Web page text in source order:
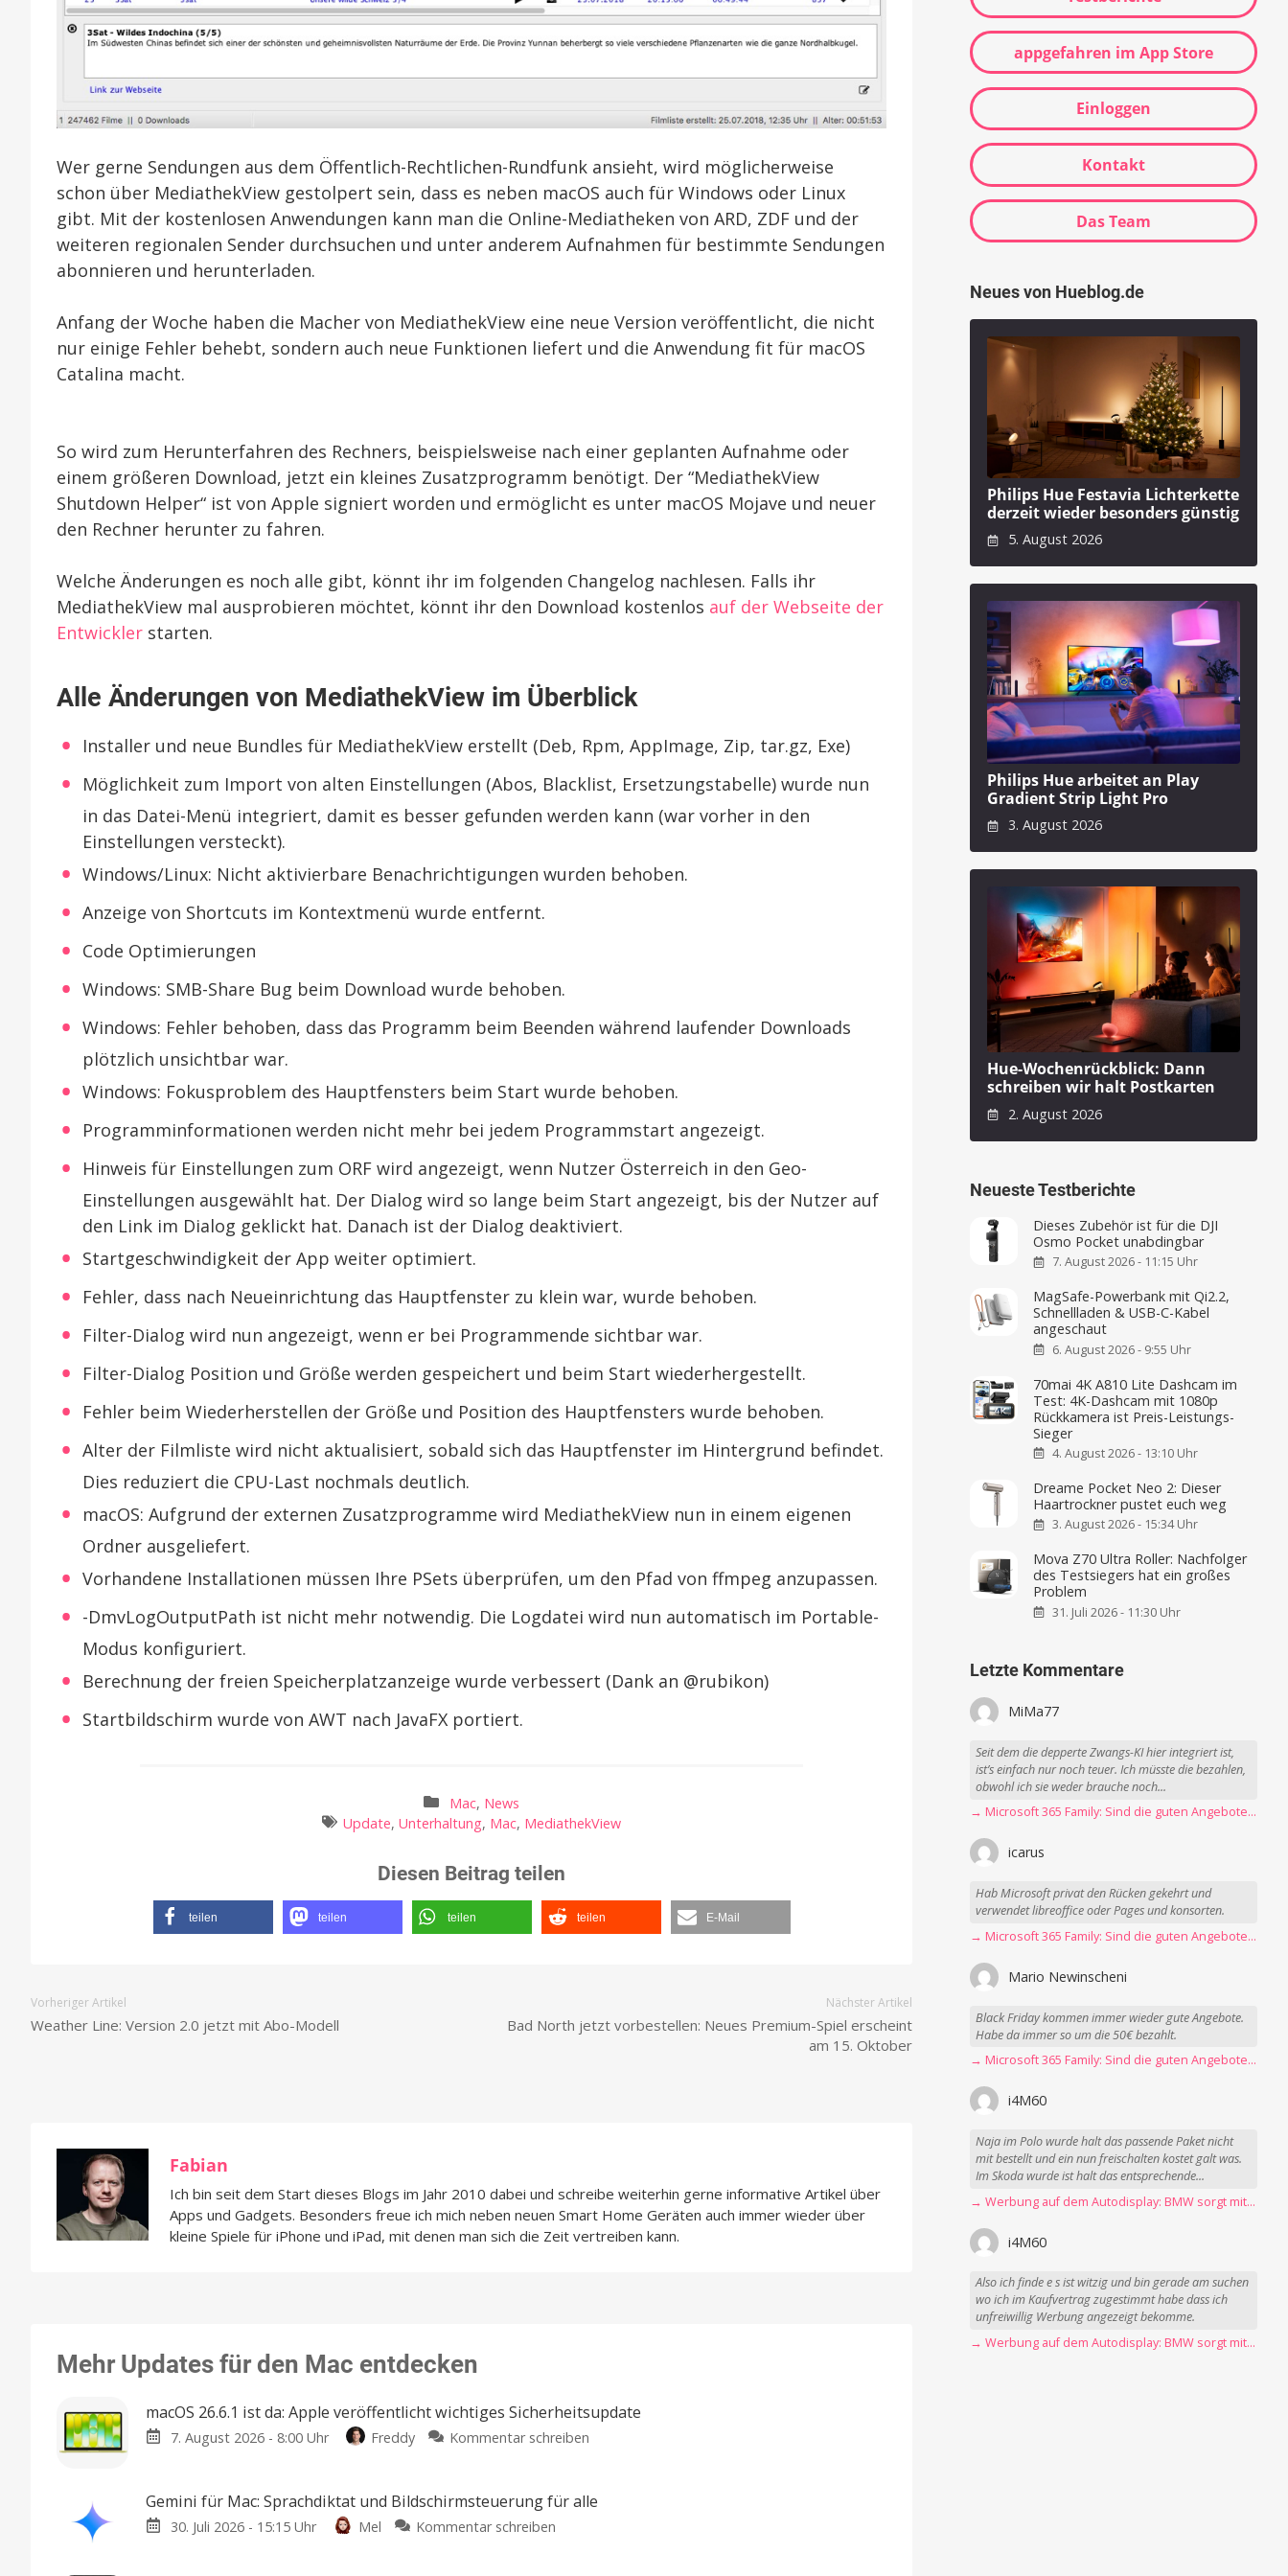
Wer gerne Sendungen aus dem Öffentlich-Rechtlichen-Rundfunk ansieht, wird möglicherweise
schon über MediathekView gestolpert sein, dass es neben macOS auch für Windows oder Linux
gibt. Mit der kostenlosen Anwendungen kann man die Online-Mediatheken von ARD, ZDF und der
weiteren regionalen Sender durchsuchen und unter anderem Aufnahmen für bestimmte Sendungen
abonnieren und herunterladen.
Anfang der Woche haben die Macher von MediathekView eine neue Version veröffentlicht, die nicht
nur einige Fehler behebt, sondern auch neue Funktionen liefert und die Anwendung fit für macOS
Catalina macht.
So wird zum Herunterfahren des Rechners, beispielsweise nach einer geplanten Aufnahme oder
einem größeren Download, jetzt ein kleines Zusatzprogramm benötigt. Der “MediathekView
Shutdown Helper“ ist von Apple signiert worden und ermöglicht es unter macOS Mojave und neuer
den Rechner herunter zu fahren.
Welche Änderungen es noch alle gibt, könnt ihr im folgenden Changelog nachlesen. Falls ihr
MediathekView mal ausprobieren möchtet, könnt ihr den Download kostenlos auf der Webseite der
Entwickler starten.
Alle Änderungen von MediathekView im Überblick
Installer und neue Bundles für MediathekView erstellt (Deb, Rpm, AppImage, Zip, tar.gz, Exe)
Möglichkeit zum Import von alten Einstellungen (Abos, Blacklist, Ersetzungstabelle) wurde nun
in das Datei-Menü integriert, damit es besser gefunden werden kann (war vorher in den
Einstellungen versteckt).
Windows/Linux: Nicht aktivierbare Benachrichtigungen wurden behoben.
Anzeige von Shortcuts im Kontextmenü wurde entfernt.
Code Optimierungen
Windows: SMB-Share Bug beim Download wurde behoben.
Windows: Fehler behoben, dass das Programm beim Beenden während laufender Downloads
plötzlich unsichtbar war.
Windows: Fokusproblem des Hauptfensters beim Start wurde behoben.
Programminformationen werden nicht mehr bei jedem Programmstart angezeigt.
Hinweis für Einstellungen zum ORF wird angezeigt, wenn Nutzer Österreich in den Geo-
Einstellungen ausgewählt hat. Der Dialog wird so lange beim Start angezeigt, bis der Nutzer auf
den Link im Dialog geklickt hat. Danach ist der Dialog deaktiviert.
Startgeschwindigkeit der App weiter optimiert.
Fehler, dass nach Neueinrichtung das Hauptfenster zu klein war, wurde behoben.
Filter-Dialog wird nun angezeigt, wenn er bei Programmende sichtbar war.
Filter-Dialog Position und Größe werden gespeichert und beim Start wiederhergestellt.
Fehler beim Wiederherstellen der Größe und Position des Hauptfensters wurde behoben.
Alter der Filmliste wird nicht aktualisiert, sobald sich das Hauptfenster im Hintergrund befindet.
Dies reduziert die CPU-Last nochmals deutlich.
macOS: Aufgrund der externen Zusatzprogramme wird MediathekView nun in einem eigenen
Ordner ausgeliefert.
Vorhandene Installationen müssen Ihre PSets überprüfen, um den Pfad von ffmpeg anzupassen.
-DmvLogOutputPath ist nicht mehr notwendig. Die Logdatei wird nun automatisch im Portable-
Modus konfiguriert.
Berechnung der freien Speicherplatzanzeige wurde verbessert (Dank an @rubikon)
Startbildschirm wurde von AWT nach JavaFX portiert.
Mac, News
Update, Unterhaltung, Mac, MediathekView
Diesen Beitrag teilen
teilen teilen teilen teilen E-Mail
Vorheriger Artikel
Weather Line: Version 2.0 jetzt mit Abo-Modell
Nächster Artikel
Bad North jetzt vorbestellen: Neues Premium-Spiel erscheint
am 15. Oktober
Fabian
Ich bin seit dem Start dieses Blogs im Jahr 2010 dabei und schreibe weiterhin gerne informative Artikel über
Apps und Gadgets. Besonders freue ich mich neben neuen Smart Home Geräten auch immer wieder über
kleine Spiele für iPhone und iPad, mit denen man sich die Zeit vertreiben kann.
Mehr Updates für den Mac entdecken
macOS 26.6.1 ist da: Apple veröffentlicht wichtiges Sicherheitsupdate
7. August 2026 - 8:00 Uhr Freddy Kommentar schreiben
ist
Gemini für Mac: Sprachdiktat und Bildschirmsteuerung für alle
30. Juli 2026 - 15:15 Uhr Mel Kommentar schreiben
appgefahren im App Store
Einloggen
Kontakt
Das Team
Neues von Hueblog.de
Philips Hue Festavia Lichterkette
derzeit wieder besonders günstig
5. August 2026
Philips Hue arbeitet an Play
Gradient Strip Light Pro
3. August 2026
Hue-Wochenrückblick: Dann
schreiben wir halt Postkarten
2. August 2026
Neueste Testberichte
Dieses Zubehör ist für die DJI
Osmo Pocket unabdingbar
7. August 2026 - 11:15 Uhr
MagSafe-Powerbank mit Qi2.2,
Schnellladen & USB-C-Kabel
angeschaut
6. August 2026 - 9:55 Uhr
70mai 4K A810 Lite Dashcam im
Test: 4K-Dashcam mit 1080p
Rückkamera ist Preis-Leistungs-
Sieger
4. August 2026 - 13:10 Uhr
Dreame Pocket Neo 2: Dieser
Haartrockner pustet euch weg
3. August 2026 - 15:34 Uhr
Mova Z70 Ultra Roller: Nachfolger
des Testsiegers hat ein großes
Problem
31. Juli 2026 - 11:30 Uhr
Letzte Kommentare
MiMa77
Seit dem die depperte Zwangs-KI hier integriert ist,
ist’s einfach nur noch teuer. Ich müsste die bezahlen,
obwohl ich sie weder brauche noch...
→ Microsoft 365 Family: Sind die guten Angebote vorbei?
icarus
Hab Microsoft privat den Rücken gekehrt und
verwendet libreoffice oder Pages und konsorten.
→ Microsoft 365 Family: Sind die guten Angebote vorbei?
Mario Newinscheni
Black Friday kommen immer wieder gute Angebote.
Habe da immer so um die 50€ bezahlt.
→ Microsoft 365 Family: Sind die guten Angebote vorbei?
i4M60
Naja im Polo wurde halt das passende Paket nicht
mit bestellt und ein nun freischalten kostet galt was.
Im Skoda wurde ist halt das entsprechende...
→ Werbung auf dem Autodisplay: BMW sorgt mit Spider-Man-Werbung für scharfe Kritik
i4M60
Also ich finde e s ist witzig und bin gerade am suchen
wo ich im Kaufvertrag zugestimmt habe dass ich
unfreiwillig Werbung angezeigt bekomme.
→ Werbung auf dem Autodisplay: BMW sorgt mit Spider-Man-Werbung für scharfe Kritik